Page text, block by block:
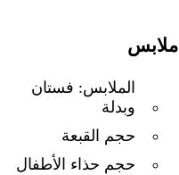
ملابس
الملابس: فستان
وبدلة
حجم القبعة
حجم حذاء الأطفال